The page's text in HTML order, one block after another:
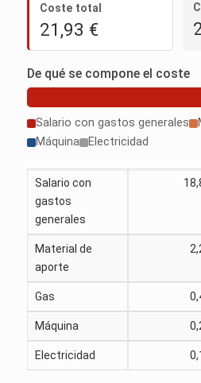
Coste total
21,93 €
De qué se compone el coste
Salario con gastos generales
Máquina
Electricidad
Salario con
gastos
generales
Material de
aporte
Gas
Máquina
Electricidad